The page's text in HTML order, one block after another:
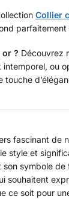
Collier
or ? Découvrez
intemporel, ou
touche
fascinant de
style et
symbole de
souhaitent
ce soit pour